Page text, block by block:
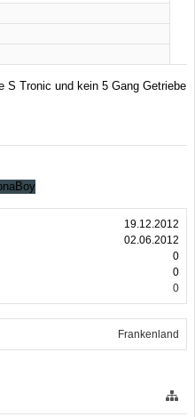
19.12.2012
02.06.2012
0
0
0
Frankenland
S Tronic und kein 5 Gang Getriebe